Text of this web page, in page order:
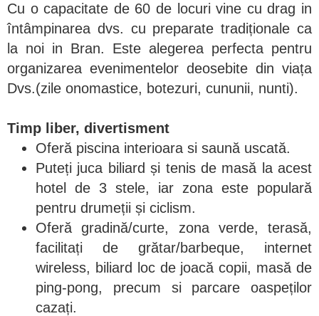
Cu o capacitate de 60 de locuri vine cu drag in
întâmpinarea dvs. cu preparate tradiționale ca
la noi in Bran. Este alegerea perfecta pentru
organizarea evenimentelor deosebite din viața
Dvs.(zile onomastice, botezuri, cununii, nunti).
Timp liber, divertisment
Oferă piscina interioara si saună uscată.
Puteți juca biliard și tenis de masă la acest
hotel de 3 stele, iar zona este populară
pentru drumeții și ciclism.
Oferă gradină/curte, zona verde, terasă,
facilitați de grătar/barbeque, internet
wireless, biliard loc de joacă copii, masă de
ping-pong, precum si parcare oaspeților
cazați.